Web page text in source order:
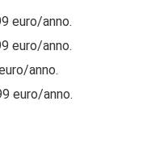
euro/anno.
euro/anno.
anno.
euro/anno.